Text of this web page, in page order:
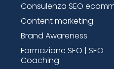
Consulenza SEO
Content marketing
Brand Awareness
Formazione SEO | SEO
Coaching